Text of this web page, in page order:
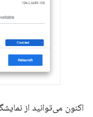
اکنون می‌توانید از